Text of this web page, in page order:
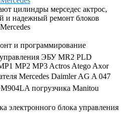
цилиндры мерседес актрос,
и надежный ремонт блоков
и программирование
ЭБУ MR2 PLD
MP2 MP3 Actros Atego Axor
Mercedes Daimler AG A 047
погрузчика Manitou
электронного блока управления